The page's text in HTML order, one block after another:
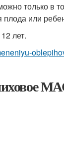
только в
или
лет.